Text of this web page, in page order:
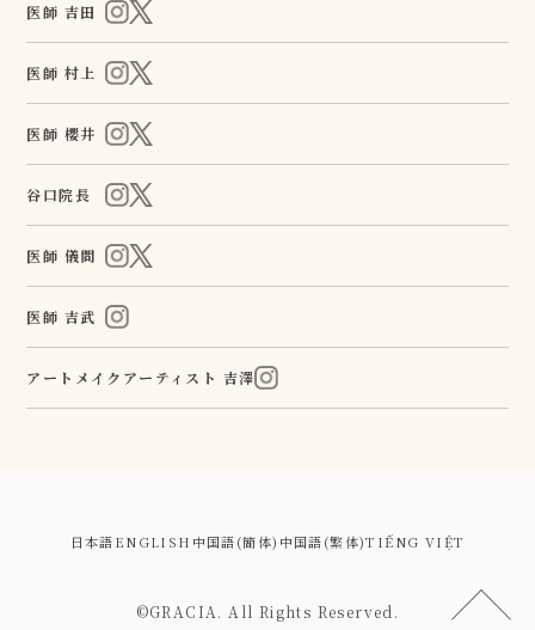
医師 吉田
医師 村上
医師 櫻井
谷口院長
医師 儀間
医師 吉武
アートメイクアーティスト 吉澤
日本語ENGLISH 中国語(簡体) 中国語(繁体)TIẾNG VIỆT
©GRACIA. All Rights Reserved.